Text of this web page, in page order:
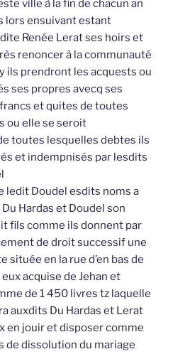
ville à la fin de chacun an
lors ensuivant estant
Renée Lerat ses hoirs et
renoncer à la communauté
ils prendront les acquests ou
ses propres avecq ses
et quites de toutes
ou elle se seroit
toutes lesquelles debtes ils
et indempnisés par lesdits
ledit Doudel esdits noms a
Hardas et Doudel son
fils comme ils donnent par
de droit successif une
située en la rue d’en bas de
acquise de Jehan et
de 1 450 livres tz laquelle
auxdits Du Hardas et Lerat
en jouir et disposer comme
de dissolution du mariage